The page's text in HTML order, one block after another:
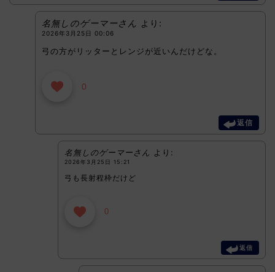
名無しのゲーマーさん より:
2026年3月25日 00:06
弓の方がリッターとレンジが近いんだけどな。
0
返信
名無しのゲーマーさん より:
2026年3月25日 15:21
弓も長射程枠だけど
0
返信